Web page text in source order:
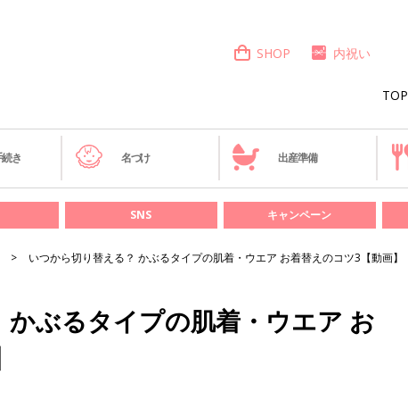
TOP
SHOP 内祝い
き 名づけ 出産準備
SNS キャンペーン
いつから切り替える？ かぶるタイプの肌着・ウエア お着替えのコツ3【動画】
ぶるタイプの肌着・ウエア お